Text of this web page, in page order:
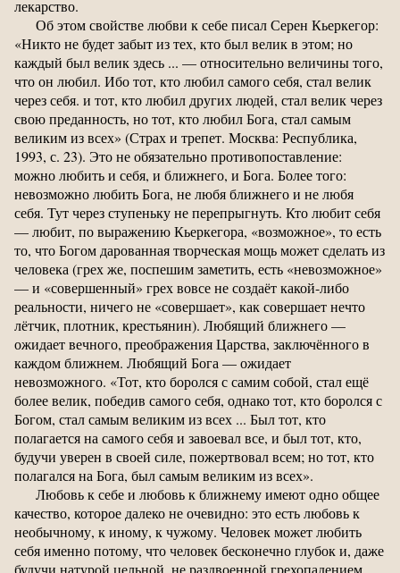
лекарство.
Об этом свойстве любви к себе писал Серен Кьеркегор:
«Никто не будет забыт из тех, кто был велик в этом; но
каждый был велик здесь ... — относительно величины того,
что он любил. Ибо тот, кто любил самого себя, стал велик
через себя. и тот, кто любил других людей, стал велик через
свою преданность, но тот, кто любил Бога, стал самым
великим из всех» (Страх и трепет. Москва: Республика,
1993, с. 23). Это не обязательно противопоставление:
можно любить и себя, и ближнего, и Бога. Более того:
невозможно любить Бога, не любя ближнего и не любя
себя. Тут через ступеньку не перепрыгнуть. Кто любит себя
— любит, по выражению Кьеркегора, «возможное», то есть
то, что Богом дарованная творческая мощь может сделать из
человека (грех же, поспешим заметить, есть «невозможное»
— и «совершенный» грех вовсе не создаёт какой-либо
реальности, ничего не «совершает», как совершает нечто
лётчик, плотник, крестьянин). Любящий ближнего —
ожидает вечного, преображения Царства, заключённого в
каждом ближнем. Любящий Бога — ожидает
невозможного. «Тот, кто боролся с самим собой, стал ещё
более велик, победив самого себя, однако тот, кто боролся с
Богом, стал самым великим из всех ... Был тот, кто
полагается на самого себя и завоевал все, и был тот, кто,
будучи уверен в своей силе, пожертвовал всем; но тот, кто
полагался на Бога, был самым великим из всех».
Любовь к себе и любовь к ближнему имеют одно общее
качество, которое далеко не очевидно: это есть любовь к
необычному, к иному, к чужому. Человек может любить
себя именно потому, что человек бесконечно глубок и, даже
будучи натурой цельной, не раздвоенной грехопадением,